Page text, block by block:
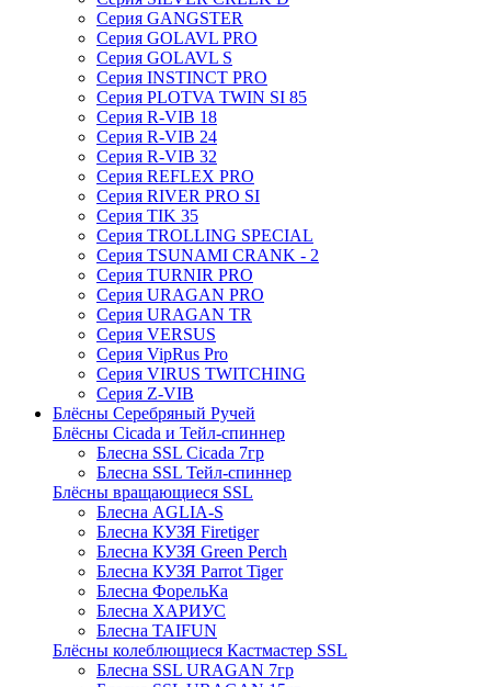
Серия GANGSTER
Серия GOLAVL PRO
Серия GOLAVL S
Серия INSTINCT PRO
Серия PLOTVA TWIN SI 85
Серия R-VIB 18
Серия R-VIB 24
Серия R-VIB 32
Серия REFLEX PRO
Серия RIVER PRO SI
Серия TIK 35
Серия TROLLING SPECIAL
Серия TSUNAMI CRANK - 2
Серия TURNIR PRO
Серия URAGAN PRO
Серия URAGAN TR
Серия VERSUS
Серия VipRus Pro
Серия VIRUS TWITCHING
Серия Z-VIB
Блёсны Серебряный Ручей
Блёсны Cicada и Тейл-спиннер
Блесна SSL Cicada 7гр
Блесна SSL Тейл-спиннер
Блёсны вращающиеся SSL
Блесна AGLIA-S
Блесна КУЗЯ Firetiger
Блесна КУЗЯ Green Perch
Блесна КУЗЯ Parrot Tiger
Блесна ФорельКа
Блесна ХАРИУС
Блесна TAIFUN
Блёсны колеблющиеся Кастмастер SSL
Блесна SSL URAGAN 7гр